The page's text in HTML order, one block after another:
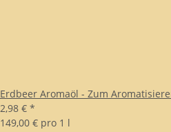
Erdbeer Aromaöl - Zum
2,98 € *
149,00 € pro 1 l